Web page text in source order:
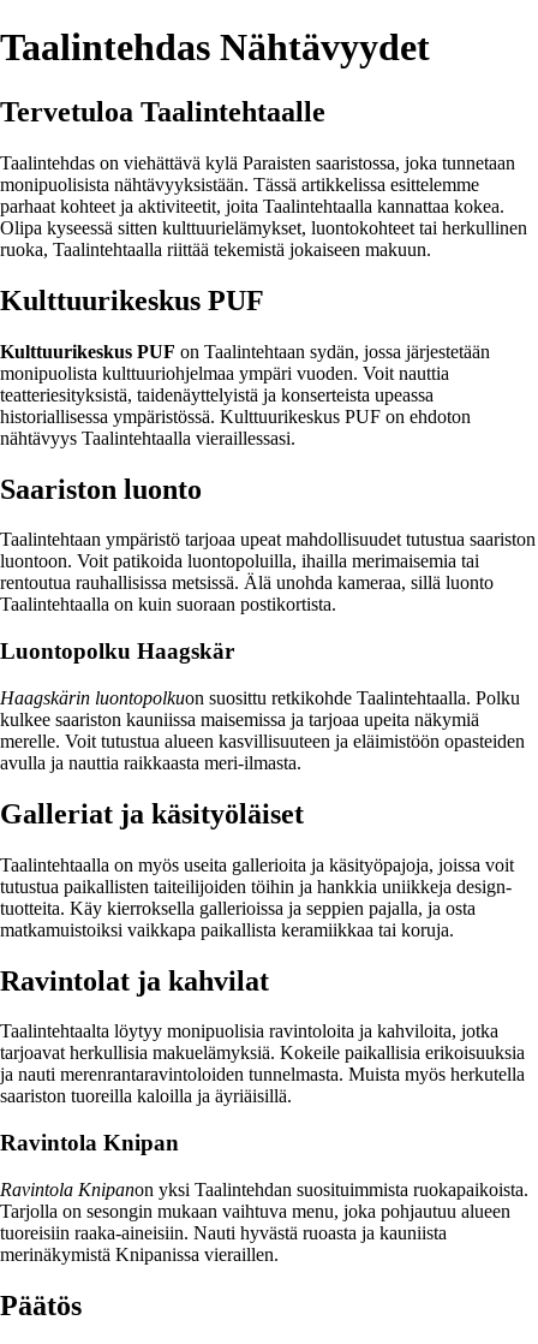
Taalintehdas Nähtävyydet
Tervetuloa Taalintehtaalle
Taalintehdas on viehättävä kylä Paraisten saaristossa, joka tunnetaan
monipuolisista nähtävyyksistään. Tässä artikkelissa esittelemme
parhaat kohteet ja aktiviteetit, joita Taalintehtaalla kannattaa kokea.
Olipa kyseessä sitten kulttuurielämykset, luontokohteet tai herkullinen
ruoka, Taalintehtaalla riittää tekemistä jokaiseen makuun.
Kulttuurikeskus PUF
Kulttuurikeskus PUF on Taalintehtaan sydän, jossa järjestetään
monipuolista kulttuuriohjelmaa ympäri vuoden. Voit nauttia
teatteriesityksistä, taidenäyttelyistä ja konserteista upeassa
historiallisessa ympäristössä. Kulttuurikeskus PUF on ehdoton
nähtävyys Taalintehtaalla vieraillessasi.
Saariston luonto
Taalintehtaan ympäristö tarjoaa upeat mahdollisuudet tutustua saariston
luontoon. Voit patikoida luontopoluilla, ihailla merimaisemia tai
rentoutua rauhallisissa metsissä. Älä unohda kameraa, sillä luonto
Taalintehtaalla on kuin suoraan postikortista.
Luontopolku Haagskär
Haagskärin luontopolkuon suosittu retkikohde Taalintehtaalla. Polku
kulkee saariston kauniissa maisemissa ja tarjoaa upeita näkymiä
merelle. Voit tutustua alueen kasvillisuuteen ja eläimistöön opasteiden
avulla ja nauttia raikkaasta meri-ilmasta.
Galleriat ja käsityöläiset
Taalintehtaalla on myös useita gallerioita ja käsityöpajoja, joissa voit
tutustua paikallisten taiteilijoiden töihin ja hankkia uniikkeja design-
tuotteita. Käy kierroksella gallerioissa ja seppien pajalla, ja osta
matkamuistoiksi vaikkapa paikallista keramiikkaa tai koruja.
Ravintolat ja kahvilat
Taalintehtaalta löytyy monipuolisia ravintoloita ja kahviloita, jotka
tarjoavat herkullisia makuelämyksiä. Kokeile paikallisia erikoisuuksia
ja nauti merenrantaravintoloiden tunnelmasta. Muista myös herkutella
saariston tuoreilla kaloilla ja äyriäisillä.
Ravintola Knipan
Ravintola Knipanon yksi Taalintehdan suosituimmista ruokapaikoista.
Tarjolla on sesongin mukaan vaihtuva menu, joka pohjautuu alueen
tuoreisiin raaka-aineisiin. Nauti hyvästä ruoasta ja kauniista
merinäkymistä Knipanissa vieraillen.
Päätös